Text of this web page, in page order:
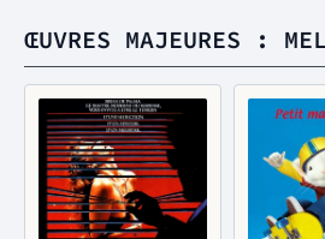
ŒUVRES MAJEURES :